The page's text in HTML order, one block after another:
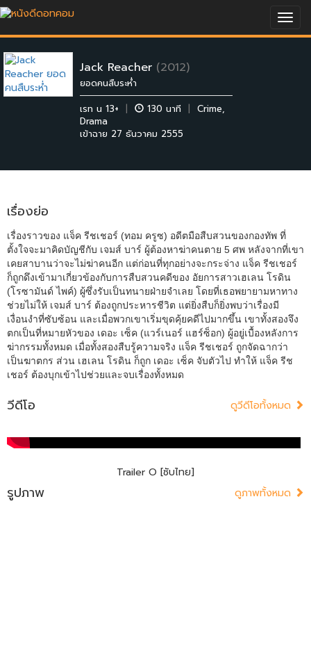
Jack Reacher (2012)
ยอดคนสืบระห่ำ
เรท น 13+
| 130 นาที | Crime,
Drama
เข้าฉาย 27 ธันวาคม 2555
เรื่องย่อ
เรื่องราวของ แจ็ค รีชเชอร์ (ทอม ครูซ) อดีตมือสืบสวนของกองทัพ ที่
ตั้งใจจะมาคิดบัญชีกับ เจมส์ บาร์ ผู้ต้องหาฆ่าคนตาย 5 ศพ หลังจากที่เขา
เคยสาบานว่าจะไม่ฆ่าคนอีก แต่ก่อนที่ทุกอย่างจะกระจ่าง แจ็ค รีชเชอร์
ก็ถูกดึงเข้ามาเกี่ยวข้องกับการสืบสวนคดีของ อัยการสาวเฮเลน โรดิน
(โรซามันด์ ไพค์) ผู้ซึ่งรับเป็นทนายฝ่ายจำเลย โดยที่เธอพยายามหาทาง
ช่วยไม่ให้ เจมส์ บาร์ ต้องถูกประหารชีวิต แต่ยิ่งสืบก็ยิ่งพบว่าเรื่องมี
เงื่อนงำที่ซับซ้อน และเมื่อพวกเขาเริ่มขุดคุ้ยคดีไปมากขึ้น เขาทั้งสองจึง
ตกเป็นที่หมายหัวของ เดอะ เซ็ค (แวร์เนอร์ แฮร์ซ็อก) ผู้อยู่เบื้องหลังการ
ฆ่ากรรมทั้งหมด เมื่อทั้งสองสืบรู้ความจริง แจ็ค รีชเชอร์ ถูกจัดฉากว่า
เป็นฆาตกร ส่วน เฮเลน โรดิน ก็ถูก เดอะ เซ็ค จับตัวไป ทำให้ แจ็ค รีช
เชอร์ ต้องบุกเข้าไปช่วยและจบเรื่องทั้งหมด
วีดีโอ ดูวีดีโอทั้งหมด
Trailer O [ซับไทย]
รูปภาพ ดูภาพทั้งหมด